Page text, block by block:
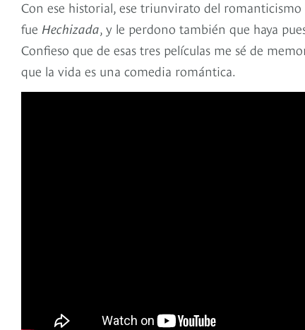
Con ese historial, ese triunvirato del
fue Hechizada, y le perdono también que haya
Confieso que de esas tres películas me sé de
que la vida es una comedia romántica.